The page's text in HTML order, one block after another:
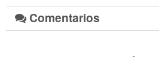
Comentarios
.